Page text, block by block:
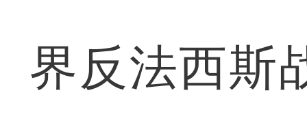
界反法西斯